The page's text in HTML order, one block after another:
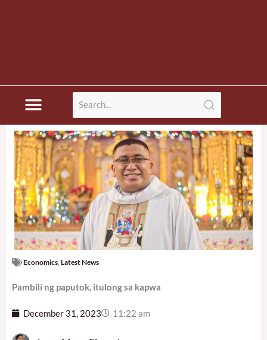
Economics Latest News
Pambili ng paputok, itulong sa kapwa
December 31, 2023 11:22 am